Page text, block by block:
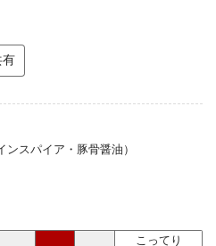
有
スパイア・豚骨醤油）
こってり